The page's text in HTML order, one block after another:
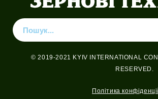
© 2019-2021 KYIV INTERNATIONAL
RESERVED.
Політика